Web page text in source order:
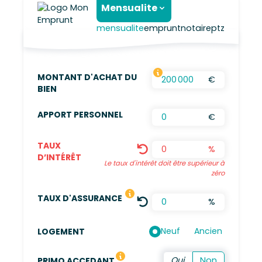
Mensualite
mensualiteempruntnotaireptz
MONTANT D'ACHAT DU
BIEN
€
APPORT PERSONNEL €
TAUX
D’INTÉRÊT
%
Le taux d'intérêt doit être supérieur à
zéro
TAUX D'ASSURANCE LE TAUX DÉFINI EST UNE
%
LOGEMENT Neuf Ancien